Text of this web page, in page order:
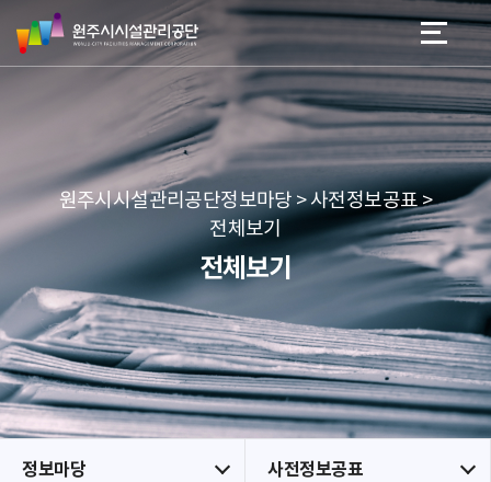
네
본문 바로가기
메뉴 바로가기
원
주
시
리
공
단
원주시시설관리공단정보마당 > 사전정보공표 >
전체보기
전체보기
정보마당 사전정보공표